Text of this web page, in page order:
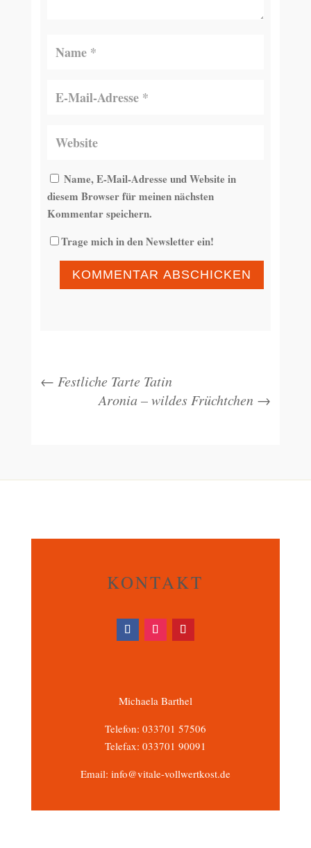
Name, E-Mail-Adresse und Website in
diesem Browser für meinen nächsten
Kommentar speichern.
Trage mich in den Newsletter ein!
KOMMENTAR ABSCHICKEN
← Festliche Tarte Tatin
Aronia – wildes Früchtchen→
KONTAKT
Michaela Barthel
Telefon: 033701 57506
Telefax: 033701 90091
Email: info@vitale-vollwertkost.de